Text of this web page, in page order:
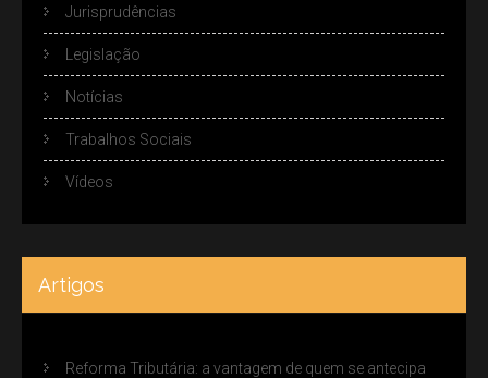
Jurisprudências
Legislação
Notícias
Trabalhos Sociais
Vídeos
Artigos
Reforma Tributária: a vantagem de quem se antecipa